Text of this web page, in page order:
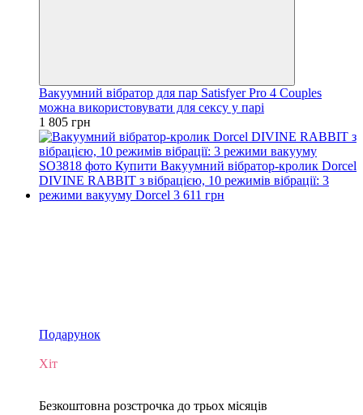
Вакуумний вібратор для пар Satisfyer Pro 4 Couples
можна використовувати для сексу у парі
1 805 грн
Подарунок
Хіт
Безкоштовна розстрочка до трьох місяців